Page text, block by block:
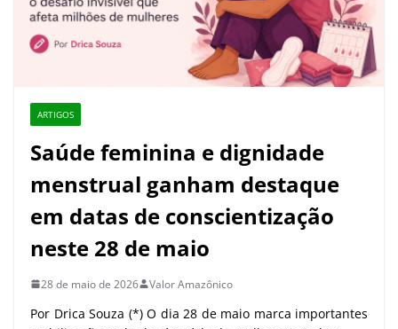
ARTIGOS
Saúde feminina e dignidade
menstrual ganham destaque
em datas de conscientização
neste 28 de maio
28 de maio de 2026 Valor Amazônico
Por Drica Souza (*) O dia 28 de maio marca importantes